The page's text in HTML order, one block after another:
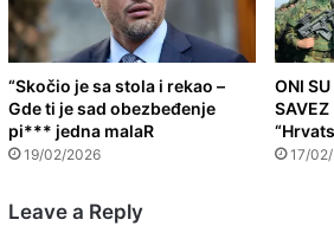
“Skočio je sa stola i rekao –
Gde ti je sad obezbeđenje
pi*** jedna malaR
19/02/2026
ONI
SAVEZ
17/
Leave a Reply